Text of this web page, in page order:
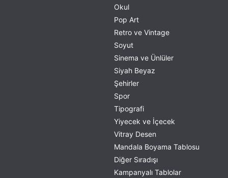
Okul
Pop Art
Retro ve Vintage
Soyut
Sinema ve Ünlüler
Siyah Beyaz
Şehirler
Spor
Tipografi
Yiyecek ve İçecek
Vitray Desen
Mandala Boyama Tablosu
Diğer Sıradışı
Kampanyalı Tablolar